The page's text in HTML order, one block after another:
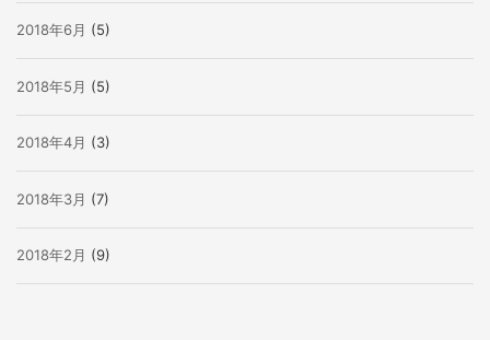
2018年6月 (5)
2018年5月 (5)
2018年4月 (3)
2018年3月 (7)
2018年2月 (9)